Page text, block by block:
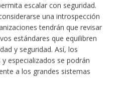
escalar con seguridad.
una introspección
tendrán que revisar
estándares que equilibren
y seguridad. Así, los
especializados se podrán
a los grandes sistemas